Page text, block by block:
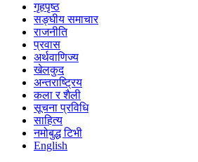
गृहपृष्ठ
सङ्घीय समाचार
राजनीति
प्रवास
अर्थवाणिज्य
खेलकुद
अन्तराष्ट्रिय
कला र शैली
सूचना प्रविधि
साहित्य
नमोबुद्ध टिभी
English